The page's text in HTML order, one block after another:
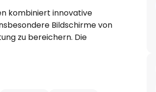
kombiniert innovative
Bildschirme von
zu bereichern. Die
Farbvielfalt, die durch
Dank der enthaltenen